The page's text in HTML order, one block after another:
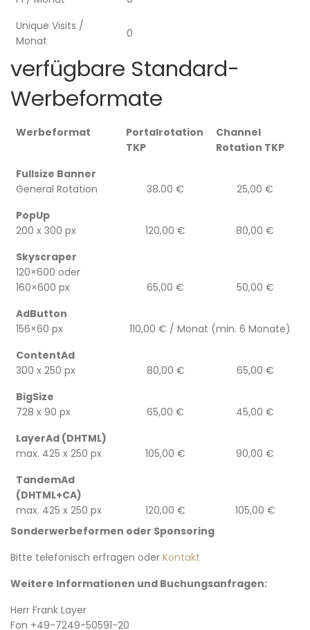
Unique Visits /
Monat
0
verfügbare Standard-
Werbeformate
Werbeformat
Portalrotation
TKP
Channel
Rotation TKP
Fullsize Banner
General Rotation
38.00 €
25,00 €
PopUp
200 x 300 px
120,00 €
80,00 €
Skyscraper
120×600 oder
160×600 px
65,00 €
50,00 €
AdButton
156×60 px
110,00 € / Monat (min. 6 Monate)
ContentAd
300 x 250 px
80,00 €
65,00 €
BigSize
728 x 90 px
65,00 €
45,00 €
LayerAd (DHTML)
max. 425 x 250 px
105,00 €
90,00 €
TandemAd
(DHTML+CA)
max. 425 x 250 px
120,00 €
105,00 €
Sonderwerbeformen oder Sponsoring
Bitte telefonisch erfragen oder Kontakt
Weitere Informationen und Buchungsanfragen:
Herr Frank Layer
Fon +49-7249-50591-20